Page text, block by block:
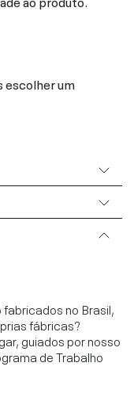
escolher um
no Brasil,
fábricas?
guiados por nosso
de Trabalho